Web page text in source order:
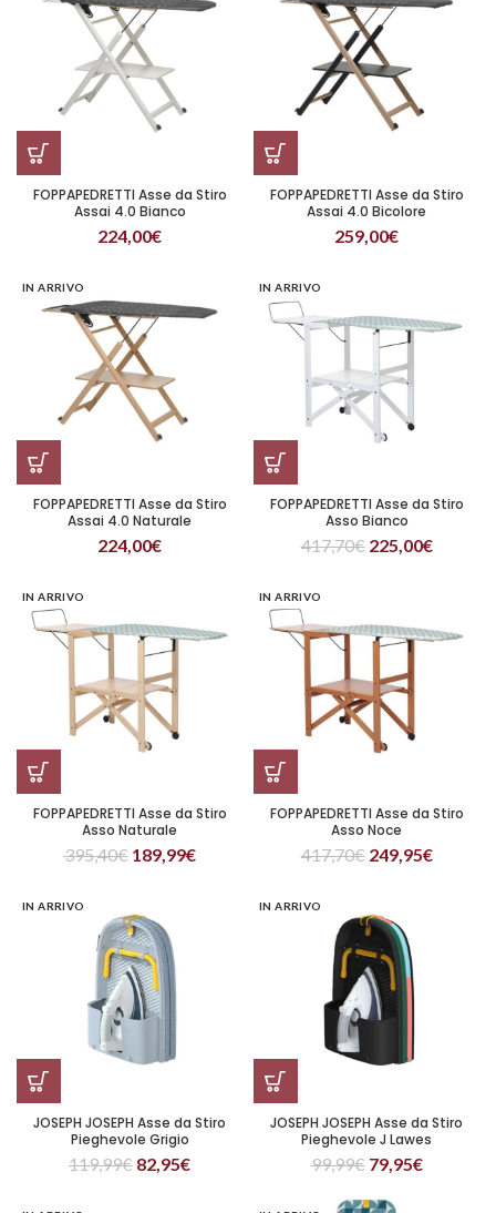
FOPPAPEDRETTI Asse da Stiro
Assai 4.0 Bianco
224,00€
FOPPAPEDRETTI Asse da Stiro
Assai 4.0 Bicolore
259,00€
IN ARRIVO
FOPPAPEDRETTI Asse da Stiro
Assai 4.0 Naturale
224,00€
IN ARRIVO
FOPPAPEDRETTI Asse da Stiro
Asso Bianco
417,70€ 225,00€
IN ARRIVO
FOPPAPEDRETTI Asse da Stiro
Asso Naturale
395,40€ 189,99€
IN ARRIVO
FOPPAPEDRETTI Asse da Stiro
Asso Noce
417,70€ 249,95€
IN ARRIVO
JOSEPH JOSEPH Asse da Stiro
Pieghevole Grigio
119,99€ 82,95€
IN ARRIVO
JOSEPH JOSEPH Asse da Stiro
Pieghevole J Lawes
99,99€ 79,95€